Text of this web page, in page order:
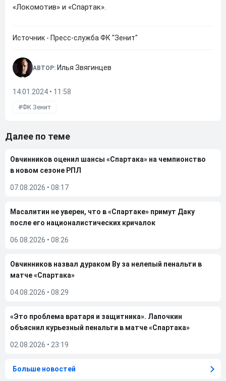
«Локомотив» и «Спартак».
Источник - Пресс-служба ФК "Зенит"
АВТОР: Илья Звягинцев
14.01.2024 • 11:58
ФК Зенит
Далее по теме
Овчинников оценил шансы «Спартака» на чемпионство
в новом сезоне РПЛ
07.08.2026 • 08:17
Масалитин не уверен, что в «Спартаке» примут Даку
после его националистических кричалок
06.08.2026 • 08:26
Овчинников назвал дураком Ву за нелепый пенальти в
матче «Спартака»
04.08.2026 • 08:29
«Это проблема вратаря и защитника». Лапочкин
объяснил курьезный пенальти в матче «Спартака»
02.08.2026 • 23:19
Больше новостей